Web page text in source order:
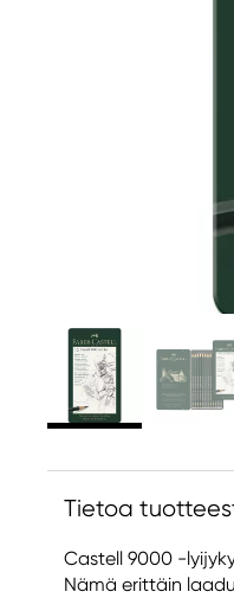
Tietoa
Castell 9000 -
Nämä erittäin